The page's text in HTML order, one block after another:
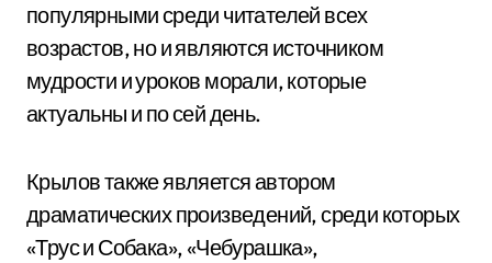
популярными среди читателей всех
возрастов, но и являются источником
мудрости и уроков морали, которые
актуальны и по сей день.
Крылов также является автором
драматических произведений, среди которых
«Трус и Собака», «Чебурашка»,